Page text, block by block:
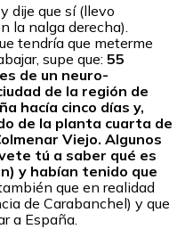
dije que sí (llevo
la nalga derecha).
tendría que meterme
supe que: 55
de un neuro-
de la región de
hacía cinco días y,
de la planta cuarta de
Viejo. Algunos
tú a saber qué es
y habían tenido que
que en realidad
de Carabanchel) y que
a España.